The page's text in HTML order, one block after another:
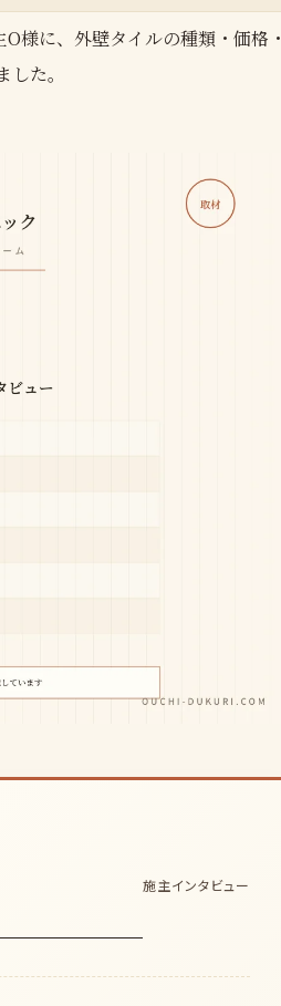
様に、外壁タイルの種類・価格・
た。
施主インタビュー